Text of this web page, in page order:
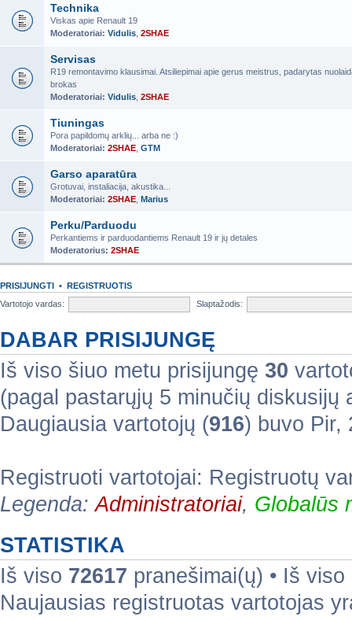
Technika
Viskas apie Renault 19
Moderatoriai: Vidulis 2SHAE
Servisas
R19 remontavimo klausimai. Atsiliepimai apie gerus meistrus, padarytas
brokas
Moderatoriai: Vidulis 2SHAE
Tiuningas
Pora papildomų arklių... arba ne :)
Moderatoriai: 2SHAE GTM
Garso aparatūra
Grotuvai, instaliacija, akustika...
Moderatoriai: 2SHAE Marius
Perku/Parduodu
Perkantiems ir parduodantiems Renault 19 ir jų detales
Moderatorius: 2SHAE
PRISIJUNGTI • REGISTRUOTIS
Vartotojo vardas:
Slaptažodis:
DABAR PRISIJUNGĘ
Iš viso šiuo metu prisijungę 30
(pagal pastarųjų 5 minučių diskusijų
Daugiausia vartotojų (916) buvo Pir,
Registruoti vartotojai: Registruotų
Legenda:Administratoriai, Globalūs
STATISTIKA
Iš viso 72617 pranešimai(ų) • Iš viso
Naujausias registruotas vartotojas